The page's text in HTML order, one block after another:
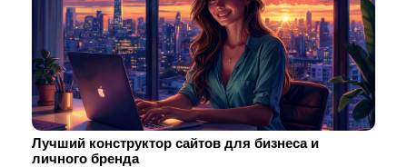
Лучший конструктор сайтов для бизнеса и
личного бренда